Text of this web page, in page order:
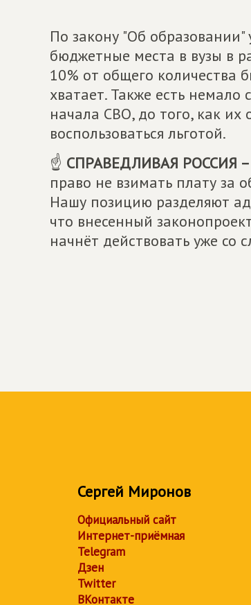
По закону "Об
бюджетные места в вузы в
10% от общего
хватает. Также есть
начала СВО, до того, как
воспользоваться льготой.
☝ СПРАВЕДЛИВАЯ РОССИЯ
право не взимать плату за
Нашу позицию разделяют
что внесенный
начнёт действовать уже со
Сергей Миронов
Официальный сайт
Интернет-приёмная
Telegram
Дзен
Twitter
ВКонтакте